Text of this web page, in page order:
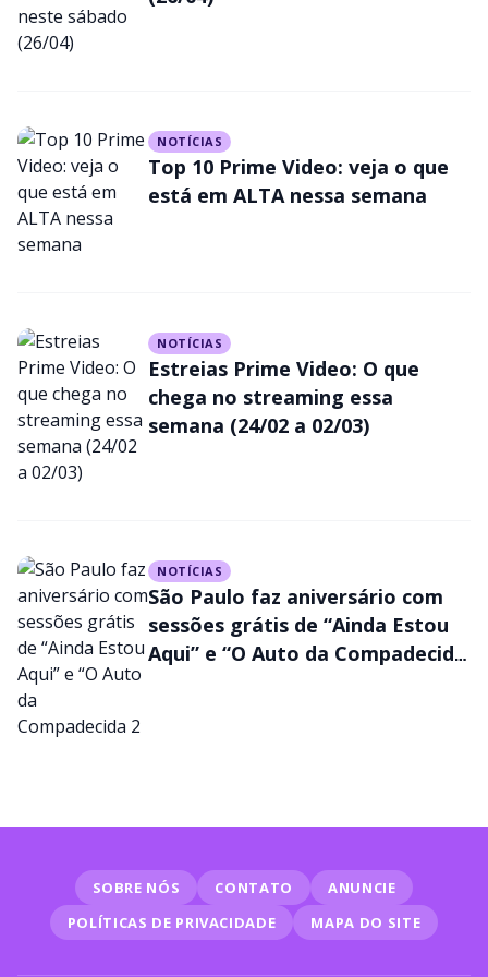
inéditas; veja quando saem os
episódios
NOTÍCIAS
Top 10 Prime Video: veja o que
está em ALTA nessa semana
NOTÍCIAS
Estreias Prime Video: O que
chega no streaming essa
semana (24/02 a 02/03)
NOTÍCIAS
São Paulo faz aniversário com
sessões grátis de “Ainda Estou
Aqui” e “O Auto da Compadecida
SOBRE NÓS CONTATO
ANUNCIE
POLÍTICAS DE PRIVACIDADE
MAPA DO SITE